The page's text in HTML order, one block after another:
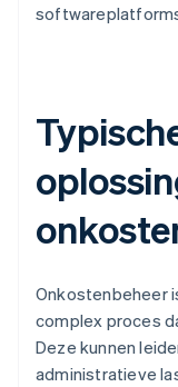
Onkostenbeheer
complex proces
Deze kunnen
administratieve